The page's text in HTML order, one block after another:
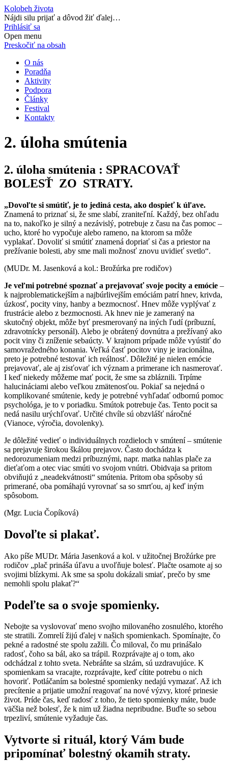
Kolobeh života
Nájdi silu prijať a dôvod žiť ďalej…
Prihlásiť sa
Open menu
Preskočiť na obsah
O nás
Poradňa
Aktivity
Podpora
Články
Festival
Kontakty
2. úloha smútenia
2. úloha smútenia : SPRACOVAŤ
BOLESŤ ZO STRATY.
„Dovoľte si smútiť, je to jediná cesta, ako dospieť k úľave.
Znamená to priznať si, že sme slabí, zraniteľní. Každý, bez ohľadu
na to, nakoľko je silný a nezávislý, potrebuje z času na čas pomoc –
ucho, ktoré ho vypočuje alebo rameno, na ktorom sa môže
vyplakať. Dovoliť si smútiť znamená dopriať si čas a priestor na
prežívanie bolesti, aby sme mali možnosť znovu uvidieť svetlo“.
(MUDr. M. Jasenková a kol.: Brožúrka pre rodičov)
Je veľmi potrebné spoznať a prejavovať svoje pocity a emócie –
k najproblematickejším a najbúrlivejším emóciám patrí hnev, krivda,
úzkosť, pocity viny, hanby a bezmocnosť. Hnev môže vyplývať z
frustrácie alebo z bezmocnosti. Ak hnev nie je zameraný na
skutočný objekt, môže byť presmerovaný na iných ľudí (príbuzní,
zdravotnícky personál). Alebo je obrátený dovnútra a prežívaný ako
pocit viny či zníženie sebaúcty. V krajnom prípade môže vyústiť do
samovražedného konania. Veľká časť pocitov viny je iracionálna,
preto je potrebné testovať ich reálnosť. Dôležité je nielen emócie
prejavovať, ale aj zisťovať ich význam a primerane ich nasmerovať.
I keď niekedy môžeme mať pocit, že sme sa zbláznili. Trpíme
halucináciami alebo veľkou zmätenosťou. Pokiaľ sa nejedná o
komplikované smútenie, kedy je potrebné vyhľadať odbornú pomoc
psychológa, je to v poriadku. Smútok potrebuje čas. Tento pocit sa
nedá nasilu urýchľovať. Určité chvíle sú obzvlášť náročné
(Vianoce, výročia, dovolenky).
Je dôležité vedieť o individuálnych rozdieloch v smútení – smútenie
sa prejavuje širokou škálou prejavov. Často dochádza k
nedorozumeniam medzi príbuznými, napr. matka nahlas plače za
dieťaťom a otec viac smúti vo svojom vnútri. Obidvaja sa pritom
obviňujú z „neadekvátnosti“ smútenia. Pritom oba spôsoby sú
primerané, oba pomáhajú vyrovnať sa so smrťou, aj keď iným
spôsobom.
(Mgr. Lucia Čopíková)
Dovoľte si plakať.
Ako píše MUDr. Mária Jasenková a kol. v užitočnej Brožúrke pre
rodičov „plač prináša úľavu a uvoľňuje bolesť. Plačte osamote aj so
svojimi blízkymi. Ak sme sa spolu dokázali smiať, prečo by sme
nemohli spolu plakať?“
Podeľte sa o svoje spomienky.
Nebojte sa vyslovovať meno svojho milovaného zosnulého, ktorého
ste stratili. Zomrelí žijú ďalej v našich spomienkach. Spomínajte, čo
pekné a radostné ste spolu zažili. Čo miloval, čo mu prinášalo
radosť, čoho sa bál, ako sa trápil. Rozprávajte aj o tom, ako
odchádzal z tohto sveta. Nebráňte sa slzám, sú uzdravujúce. K
spomienkam sa vracajte, rozprávajte, keď cítite potrebu o nich
hovoriť. Potláčaním sa bolestné spomienky nedajú vymazať. Až ich
precítenie a prijatie umožní reagovať na nové výzvy, ktoré prinesie
život. Príde čas, keď radosť z toho, že tieto spomienky máte, bude
väčšia než bolesť, že k nim už žiadna nepribudne. Buďte so sebou
trpezliví, smútenie vyžaduje čas.
Vytvorte si rituál, ktorý Vám bude
pripomínať bolestný okamih straty.